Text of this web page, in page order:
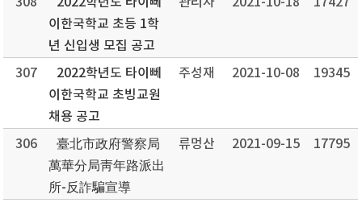
이한국학교 초등 1학
년 신입생 모집 공고
307
2022학년도 타이뻬
이한국학교 초빙교원
채용 공고
주성재 2021-10-08 19345
306
臺北市政府警察局
萬華分局靑年路派出
所-反詐騙宣導
류멍산 2021-09-15 17795